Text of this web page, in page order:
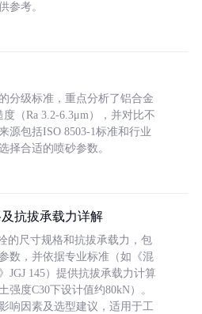
参考。
分级标准，重点分析了铝合金
（Ra 3.2-6.3μm），并对比不
源包括ISO 8503-1标准和行业
择合适的喷砂参数。
抗拔承载力详解
的尺寸规格和抗拔承载力，包
数，并依据专业标准（如《混
JGJ 145）提供抗拔承载力计算
强度C30下设计值约80kN）。
响因素及选型建议，适用于工